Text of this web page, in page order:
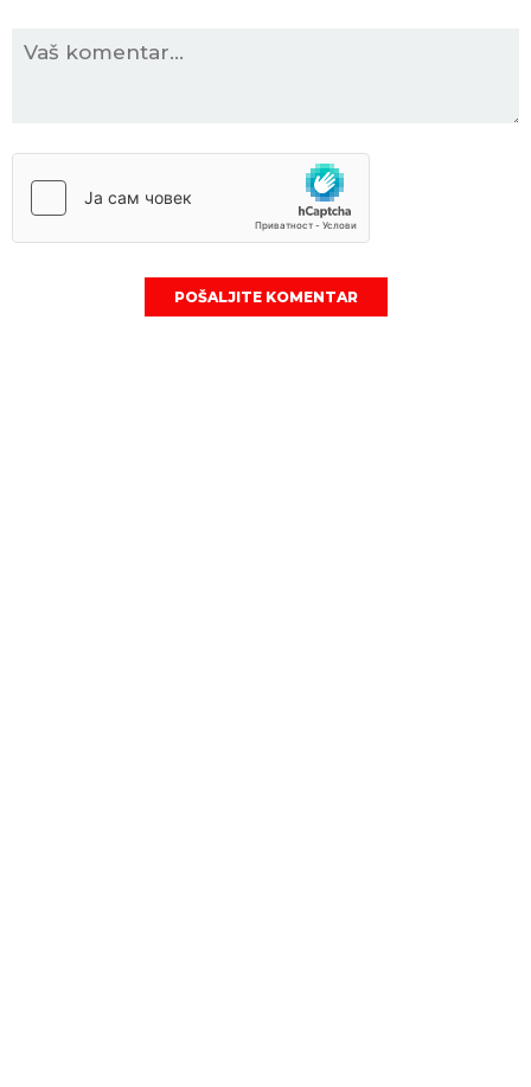
POŠALJITE KOMENTAR